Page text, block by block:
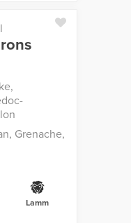
Grenache,
Lamm